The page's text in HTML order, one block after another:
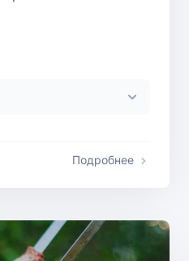
Подробнее